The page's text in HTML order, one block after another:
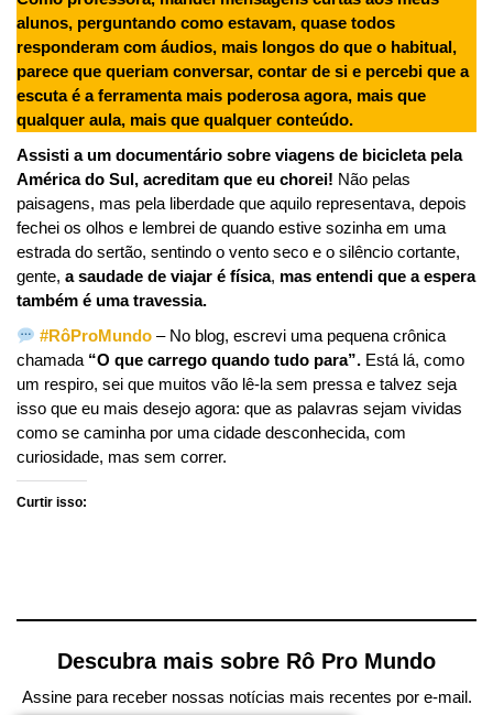
alunos, perguntando como estavam, quase todos
responderam com áudios, mais longos do que o habitual,
parece que queriam conversar, contar de si e percebi que a
escuta é a ferramenta mais poderosa agora, mais que
qualquer aula, mais que qualquer conteúdo.
Assisti a um documentário sobre viagens de bicicleta pela
América do Sul, acreditam que eu chorei! Não pelas
paisagens, mas pela liberdade que aquilo representava, depois
fechei os olhos e lembrei de quando estive sozinha em uma
estrada do sertão, sentindo o vento seco e o silêncio cortante,
gente, a saudade de viajar é física, mas entendi que a espera
também é uma travessia.
#RôProMundo – No blog, escrevi uma pequena crônica
chamada “O que carrego quando tudo para”. Está lá, como
um respiro, sei que muitos vão lê-la sem pressa e talvez seja
isso que eu mais desejo agora: que as palavras sejam vividas
como se caminha por uma cidade desconhecida, com
curiosidade, mas sem correr.
Curtir isso:
Descubra mais sobre Rô Pro Mundo
Assine para receber nossas notícias mais recentes por e-mail.